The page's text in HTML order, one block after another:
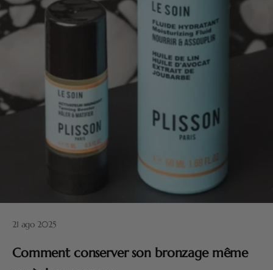
21 ago 2025
Comment conserver son bronzage même